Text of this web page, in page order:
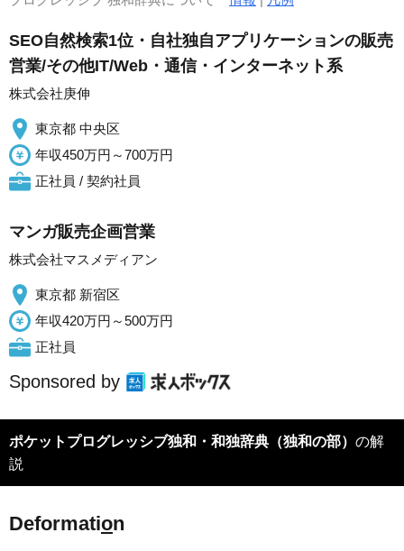
SEO自然検索1位・自社独自アプリケーションの販売
営業/その他IT/Web・通信・インターネット系
株式会社庚伸
東京都 中央区
年収450万円～700万円
正社員 / 契約社員
マンガ販売企画営業
株式会社マスメディアン
東京都 新宿区
年収420万円～500万円
正社員
Sponsored by
ポケットプログレッシブ独和・和独辞典（独和の部） の解
説
Deformation